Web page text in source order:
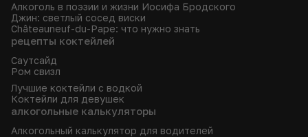
Алкоголь в поэзии и жизни Иосифа Бродского
Джин: светлый сосед виски
Châteauneuf-du-Pape: что нужно знать
рецепты коктейлей
Саутсайд
Ром свизл
Лучшие коктейли с водкой
Коктейли для девушек
алкогольные калькуляторы
Алкогольный калькулятор для водителей